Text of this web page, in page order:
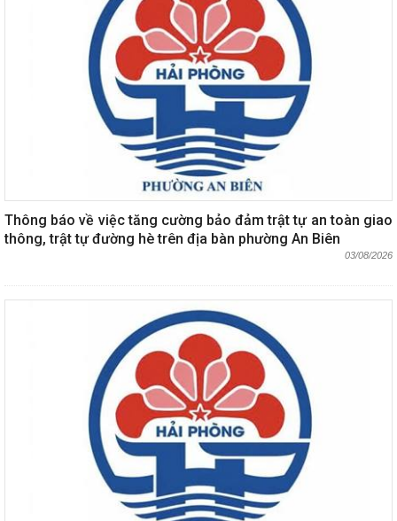
Thông báo về việc tăng cường bảo đảm trật tự an toàn giao
thông, trật tự đường hè trên địa bàn phường An Biên
03/08/2026